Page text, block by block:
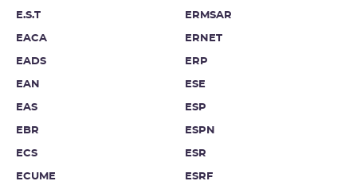
E.S.T
EACA
EADS
EAN
EAS
EBR
ECS
ECUME
ERMSAR
ERNET
ERP
ESE
ESP
ESPN
ESR
ESRF